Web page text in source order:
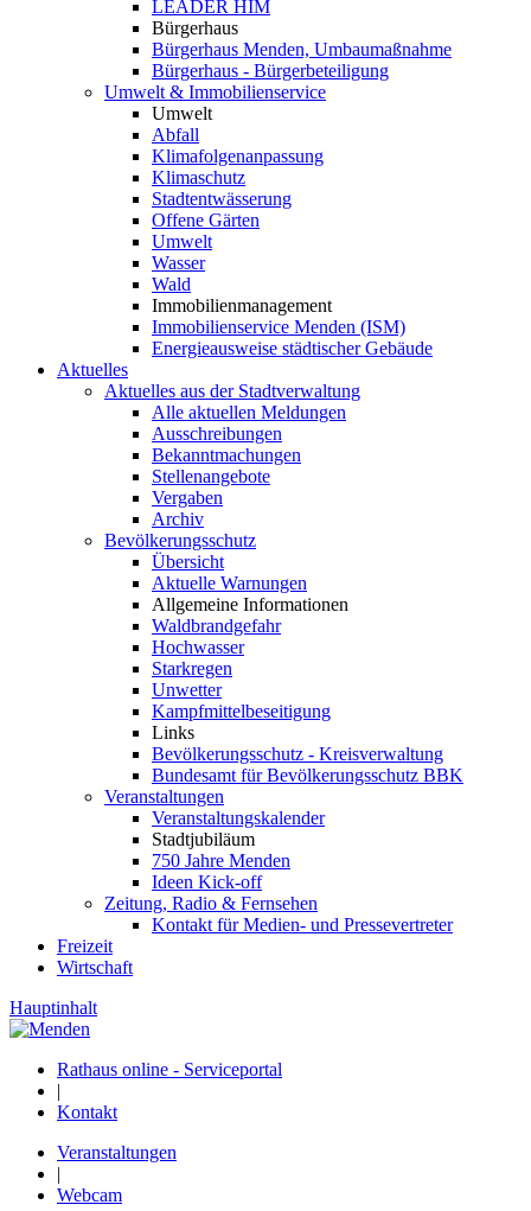
LEADER HIM
Bürgerhaus
Bürgerhaus Menden, Umbaumaßnahme
Bürgerhaus - Bürgerbeteiligung
Umwelt & Immobilienservice
Umwelt
Abfall
Klimafolgenanpassung
Klimaschutz
Stadtentwässerung
Offene Gärten
Umwelt
Wasser
Wald
Immobilienmanagement
Immobilienservice Menden (ISM)
Energieausweise städtischer Gebäude
Aktuelles
Aktuelles aus der Stadtverwaltung
Alle aktuellen Meldungen
Ausschreibungen
Bekanntmachungen
Stellenangebote
Vergaben
Archiv
Bevölkerungsschutz
Übersicht
Aktuelle Warnungen
Allgemeine Informationen
Waldbrandgefahr
Hochwasser
Starkregen
Unwetter
Kampfmittelbeseitigung
Links
Bevölkerungsschutz - Kreisverwaltung
Bundesamt für Bevölkerungsschutz BBK
Veranstaltungen
Veranstaltungskalender
Stadtjubiläum
750 Jahre Menden
Ideen Kick-off
Zeitung, Radio & Fernsehen
Kontakt für Medien- und Pressevertreter
Freizeit
Wirtschaft
Hauptinhalt
Rathaus online - Serviceportal
|
Kontakt
Veranstaltungen
|
Webcam